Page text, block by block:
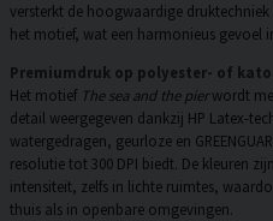
versterkt de hoogwaardige
het motief, wat een harmonieus gevoel
Premiumdruk op polyester- of
Het motief The sea and the pierwordt
detail weergegeven dankzij HP Latex-
watergedragen, geurloze en
resolutie tot 300 DPI biedt. De kleuren
intensiteit, zelfs in lichte ruimtes,
thuis als in openbare omgevingen.